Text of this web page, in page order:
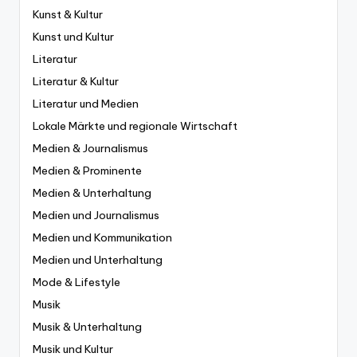
Kunst & Kultur
Kunst und Kultur
Literatur
Literatur & Kultur
Literatur und Medien
Lokale Märkte und regionale Wirtschaft
Medien & Journalismus
Medien & Prominente
Medien & Unterhaltung
Medien und Journalismus
Medien und Kommunikation
Medien und Unterhaltung
Mode & Lifestyle
Musik
Musik & Unterhaltung
Musik und Kultur